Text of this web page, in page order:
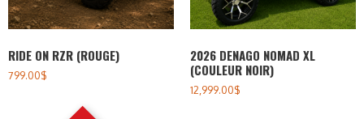
RIDE ON RZR (ROUGE)
799.00$
2026 DENAGO NOMAD XL
(COULEUR NOIR)
12,999.00$